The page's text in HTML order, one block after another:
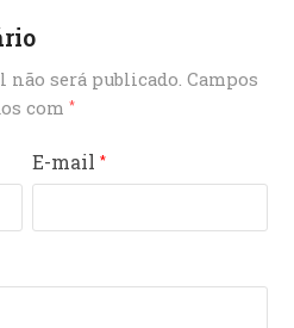
não será publicado. Campos
com*
E-mail*